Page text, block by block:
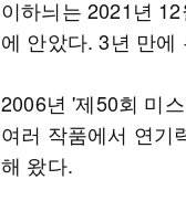
이하늬는 2021년
에 안았다. 3년 만에
2006년 '제50회 미
여러 작품에서 연기
해 왔다.